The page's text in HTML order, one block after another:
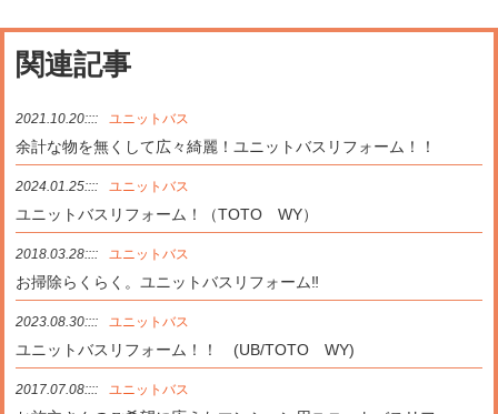
関連記事
2021.10.20:::: ユニットバス
余計な物を無くして広々綺麗！ユニットバスリフォーム！！
2024.01.25:::: ユニットバス
ユニットバスリフォーム！（TOTO WY）
2018.03.28:::: ユニットバス
お掃除らくらく。ユニットバスリフォーム‼
2023.08.30:::: ユニットバス
ユニットバスリフォーム！！ (UB/TOTO WY)
2017.07.08:::: ユニットバス